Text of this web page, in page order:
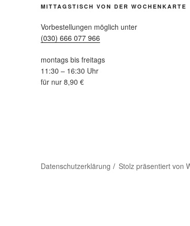
MITTAGSTISCH VON DER WOCHENKARTE
Vorbestellungen möglich unter
(030) 666 077 966
montags bis freitags
11:30 – 16:30 Uhr
für nur 8,90 €
Datenschutzerklärung Stolz präsentiert von